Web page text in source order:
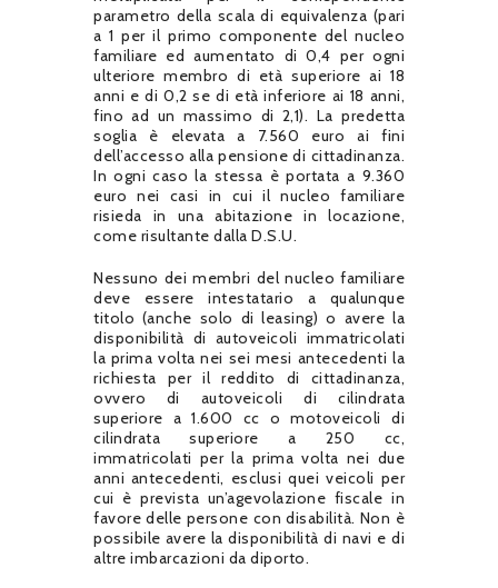
parametro della scala di equivalenza (pari
a 1 per il primo componente del nucleo
familiare ed aumentato di 0,4 per ogni
ulteriore membro di età superiore ai 18
anni e di 0,2 se di età inferiore ai 18 anni,
fino ad un massimo di 2,1). La predetta
soglia è elevata a 7.560 euro ai fini
dell’accesso alla pensione di cittadinanza.
In ogni caso la stessa è portata a 9.360
euro nei casi in cui il nucleo familiare
risieda in una abitazione in locazione,
come risultante dalla D.S.U.
Nessuno dei membri del nucleo familiare
deve essere intestatario a qualunque
titolo (anche solo di leasing) o avere la
disponibilità di autoveicoli immatricolati
la prima volta nei sei mesi antecedenti la
richiesta per il reddito di cittadinanza,
ovvero di autoveicoli di cilindrata
superiore a 1.600 cc o motoveicoli di
cilindrata superiore a 250 cc,
immatricolati per la prima volta nei due
anni antecedenti, esclusi quei veicoli per
cui è prevista un’agevolazione fiscale in
favore delle persone con disabilità. Non è
possibile avere la disponibilità di navi e di
altre imbarcazioni da diporto.